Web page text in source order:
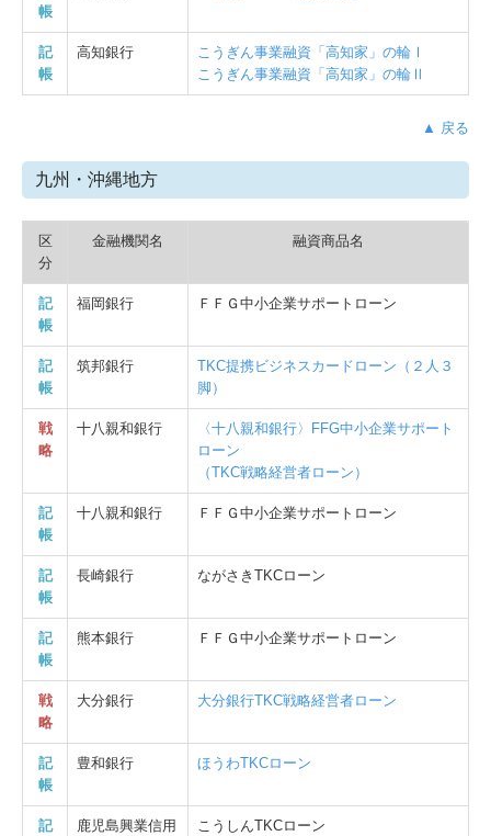
帳
記
帳
高知銀行
こうぎん事業融資「高知家」の輪Ⅰ
こうぎん事業融資「高知家」の輪Ⅱ
▲ 戻る
九州・沖縄地方
区
分
金融機関名 融資商品名
記
帳
福岡銀行 ＦＦＧ中小企業サポートローン
記
帳
筑邦銀行
TKC提携ビジネスカードローン（２人３
脚）
戦
略
十八親和銀行
〈十八親和銀行〉FFG中小企業サポート
ローン
（TKC戦略経営者ローン）
記
帳
十八親和銀行 ＦＦＧ中小企業サポートローン
記
帳
長崎銀行 ながさきTKCローン
記
帳
熊本銀行 ＦＦＧ中小企業サポートローン
戦
略
大分銀行 大分銀行TKC戦略経営者ローン
記
帳
豊和銀行 ほうわTKCローン
記
鹿児島興業信用
こうしんTKCローン